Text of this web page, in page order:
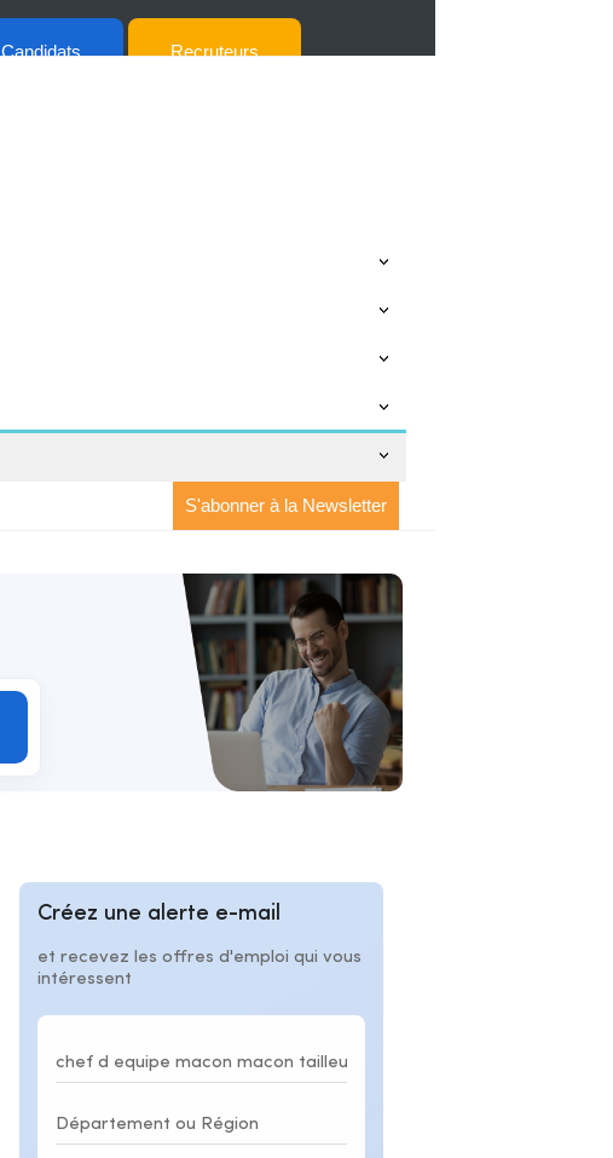
Candidats Recruteurs
S'abonner à la Newsletter
Créez une alerte e-mail
et recevez les offres d'emploi qui vous
intéressent